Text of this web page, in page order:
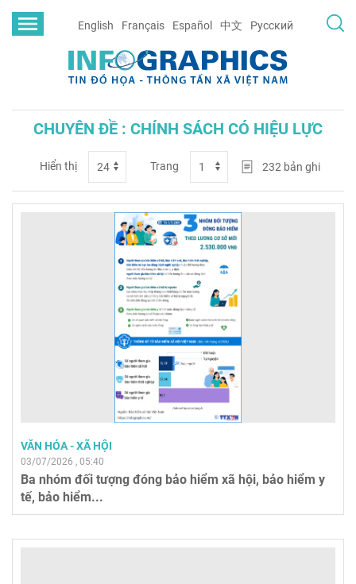
English Français Español 中文 Русский
CHUYÊN ĐỀ : CHÍNH SÁCH CÓ HIỆU LỰC
Hiển thị Trang 232 bản ghi
VĂN HÓA - XÃ HỘI
03/07/2026 , 05:40
Ba nhóm đối tượng đóng bảo hiểm xã hội, bảo hiểm y
tế, bảo hiểm...